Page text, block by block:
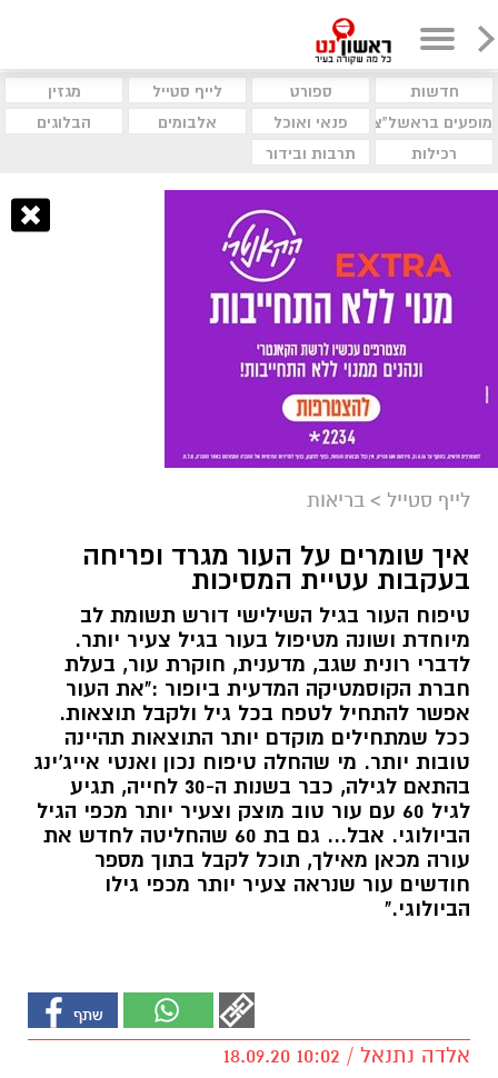
חדשות ספורט לייף סטייל
מגזין
מופעים בראשל"צ
פנאי ואוכל אלבומים
הבלוגים
רכילות
תרבות ובידור
לייף סטייל > בריאות
איך שומרים על העור מגרד ופריחה
בעקבות עטיית המסיכות
טיפוח העור בגיל השילישי דורש תשומת לב
מיוחדת ושונה מטיפול בעור בגיל צעיר יותר.
לדברי רונית שגב, מדענית, חוקרת עור, בעלת
חברת הקוסמטיקה המדעית ביופור :"את העור
אפשר להתחיל לטפח בכל גיל ולקבל תוצאות.
ככל שמתחילים מוקדם יותר התוצאות תהיינה
טובות יותר. מי שהחלה טיפוח נכון ואנטי אייג'ינג
בהתאם לגילה, כבר בשנות ה-30 לחייה, תגיע
לגיל 60 עם עור טוב מוצק וצעיר יותר מכפי הגיל
הביולוגי. אבל... גם בת 60 שהחליטה לחדש את
עורה מכאן מאילך, תוכל לקבל בתוך מספר
חודשים עור שנראה צעיר יותר מכפי גילו
הביולוגי."
אלדה נתנאל / 10:02 18.09.20